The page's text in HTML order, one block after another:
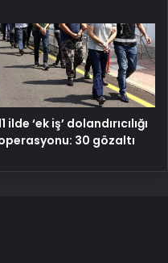
ilde ‘ek iş’ dolandırıcılığı
30 gözaltı